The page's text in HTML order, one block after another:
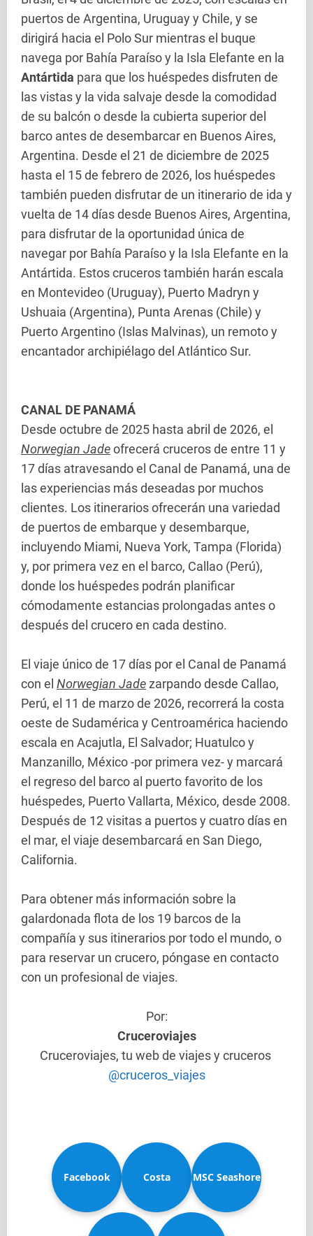
puertos de Argentina, Uruguay y Chile, y se
dirigirá hacia el Polo Sur mientras el buque
navega por Bahía Paraíso y la Isla Elefante en la
Antártida para que los huéspedes disfruten de
las vistas y la vida salvaje desde la comodidad
de su balcón o desde la cubierta superior del
barco antes de desembarcar en Buenos Aires,
Argentina. Desde el 21 de diciembre de 2025
hasta el 15 de febrero de 2026, los huéspedes
también pueden disfrutar de un itinerario de ida y
vuelta de 14 días desde Buenos Aires, Argentina,
para disfrutar de la oportunidad única de
navegar por Bahía Paraíso y la Isla Elefante en la
Antártida. Estos cruceros también harán escala
en Montevideo (Uruguay), Puerto Madryn y
Ushuaia (Argentina), Punta Arenas (Chile) y
Puerto Argentino (Islas Malvinas), un remoto y
encantador archipiélago del Atlántico Sur.
CANAL DE PANAMÁ
Desde octubre de 2025 hasta abril de 2026, el
Norwegian Jadeofrecerá cruceros de entre 11 y
17 días atravesando el Canal de Panamá, una de
las experiencias más deseadas por muchos
clientes. Los itinerarios ofrecerán una variedad
de puertos de embarque y desembarque,
incluyendo Miami, Nueva York, Tampa (Florida)
y, por primera vez en el barco, Callao (Perú),
donde los huéspedes podrán planificar
cómodamente estancias prolongadas antes o
después del crucero en cada destino.
El viaje único de 17 días por el Canal de Panamá
con el Norwegian Jadezarpando desde Callao,
Perú, el 11 de marzo de 2026, recorrerá la costa
oeste de Sudamérica y Centroamérica haciendo
escala en Acajutla, El Salvador; Huatulco y
Manzanillo, México -por primera vez- y marcará
el regreso del barco al puerto favorito de los
huéspedes, Puerto Vallarta, México, desde 2008.
Después de 12 visitas a puertos y cuatro días en
el mar, el viaje desembarcará en San Diego,
California.
Para obtener más información sobre la
galardonada flota de los 19 barcos de la
compañía y sus itinerarios por todo el mundo, o
para reservar un crucero, póngase en contacto
con un profesional de viajes.
Por:
Cruceroviajes
Cruceroviajes, tu web de viajes y cruceros
@cruceros_viajes
Facebook Costa MSC Seashore